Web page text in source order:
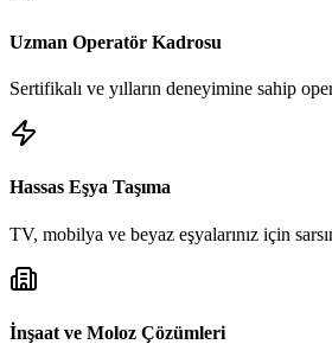
Uzman Operatör Kadrosu
Sertifikalı ve yılların deneyimine sahip
Hassas Eşya Taşıma
TV, mobilya ve beyaz eşyalarınız için
İnşaat ve Moloz Çözümleri